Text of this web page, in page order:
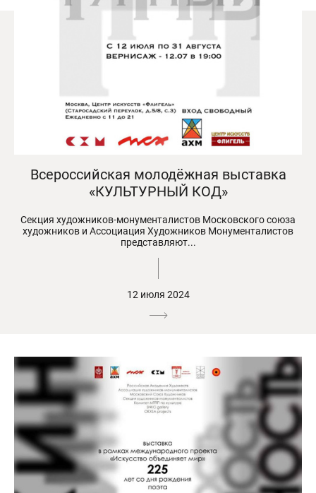
Всероссийская молодёжная выставка
«КУЛЬТУРНЫЙ КОД»
Секция художников-монументалистов Московского союза
художников и Ассоциация Художников Монументалистов
представляют...
12 июля 2024